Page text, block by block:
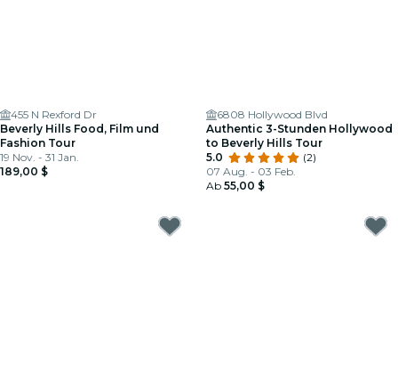
455 N Rexford Dr
Beverly Hills Food, Film und
Fashion Tour
19 Nov. - 31 Jan.
189,00 $
6808 Hollywood Blvd
Authentic 3-Stunden Hollywood
to Beverly Hills Tour
5.0
(2)
07 Aug. - 03 Feb.
Ab 55,00 $